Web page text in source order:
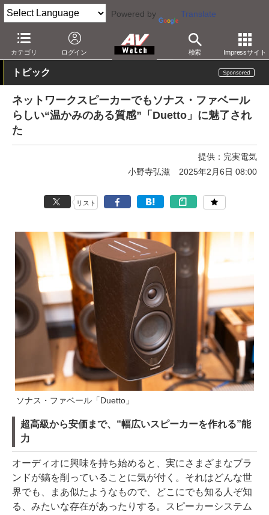
Powered by Translate
カテゴリ ログイン 検索 Impressサイト
AV Watch 製品 オーディオスピーカー
トピック
ネットワークスピーカーでもソナス・ファベール
らしい“温かみのある質感”「Duetto」に魅了され
た
提供： 完実電気
小野寺弘滋
2025年2月6日 08:00
リスト
ソナス・ファベール「Duetto」
超高級から安価まで、“幅広いスピーカーを作れる”能
力
オーディオに興味を持ち始めると、実にさまざまなブラ
ンドが鎬を削っていることに気が付く。それはどんな世
界でも、まあ似たようなもので、どこにでも知る人ぞ知
る、みたいな存在があったりする。スピーカーシステム